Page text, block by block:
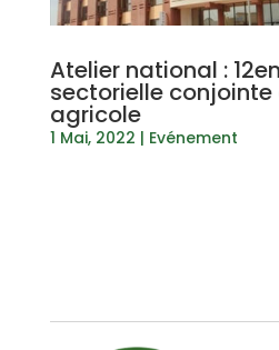
Atelier national :
sectorielle
agricole
1 Mai, 2022 | Evénement